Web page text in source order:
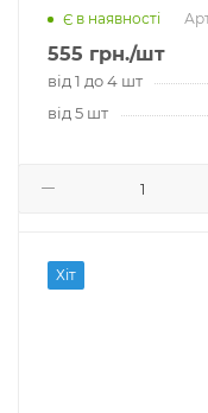
Є в наявності
555 грн./шт
від 1 до 4 шт
від 5 шт
Хіт